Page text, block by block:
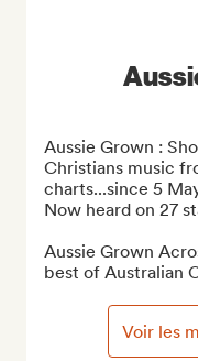
Aussie Grown :
Christians music
charts...since 5
Now heard on 27
Aussie Grown
best of Australian
Voir les